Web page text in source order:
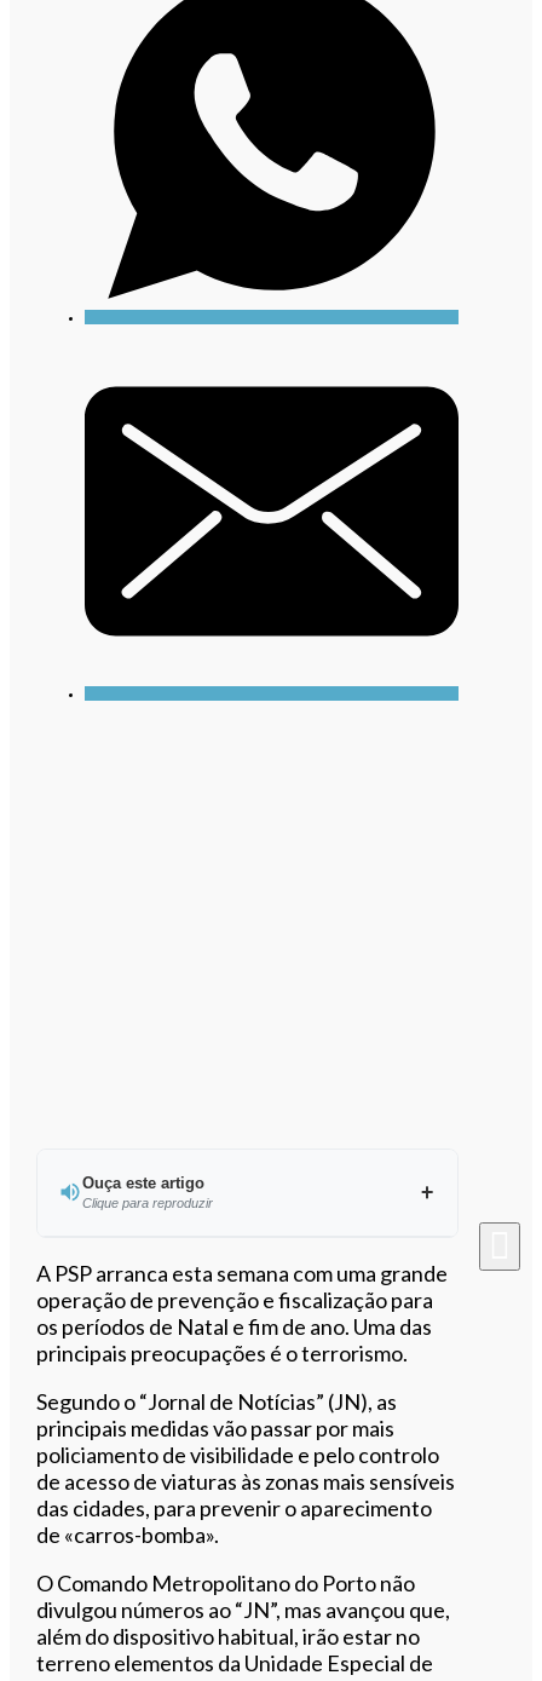
Ouça este artigo
Clique para reproduzir
Ouvir este artigo
A PSP arranca esta semana com uma grande
operação de prevenção e fiscalização para
os períodos de Natal e fim de ano. Uma das
principais preocupações é o terrorismo.
Segundo o “Jornal de Notícias” (JN), as
principais medidas vão passar por mais
policiamento de visibilidade e pelo controlo
de acesso de viaturas às zonas mais sensíveis
das cidades, para prevenir o aparecimento
de «carros-bomba».
O Comando Metropolitano do Porto não
divulgou números ao “JN”, mas avançou que,
além do dispositivo habitual, irão estar no
terreno elementos da Unidade Especial de